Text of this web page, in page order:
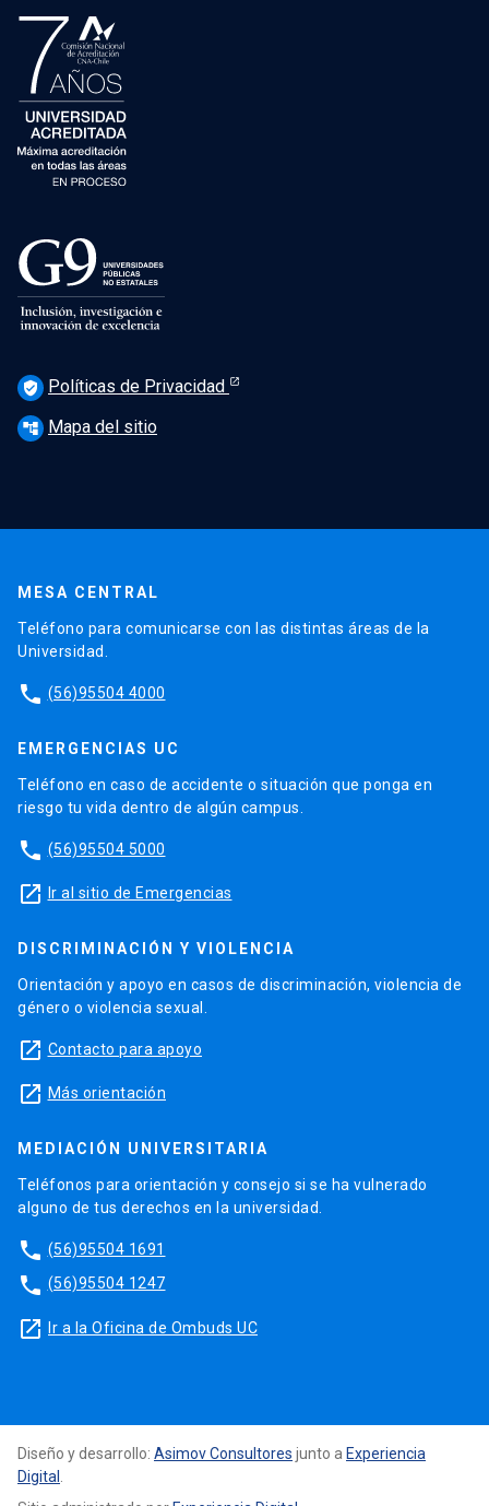
verified_user Políticas de Privacidad
account_tree Mapa del sitio
MESA CENTRAL
Teléfono para comunicarse con las distintas áreas de la
Universidad.
phone (56)95504 4000
EMERGENCIAS UC
Teléfono en caso de accidente o situación que ponga en
riesgo tu vida dentro de algún campus.
phone (56)95504 5000
launch Ir al sitio de Emergencias
DISCRIMINACIÓN Y VIOLENCIA
Orientación y apoyo en casos de discriminación, violencia de
género o violencia sexual.
launch Contacto para apoyo
launch Más orientación
MEDIACIÓN UNIVERSITARIA
Teléfonos para orientación y consejo si se ha vulnerado
alguno de tus derechos en la universidad.
phone (56)95504 1691
phone (56)95504 1247
launch Ir a la Oficina de Ombuds UC
Diseño y desarrollo: Asimov Consultores junto a Experiencia
Digital